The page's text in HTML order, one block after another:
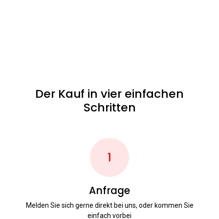
Der Kauf in vier einfachen
Schritten
1
Anfrage
Melden Sie sich gerne direkt bei uns, oder kommen Sie
einfach vorbei